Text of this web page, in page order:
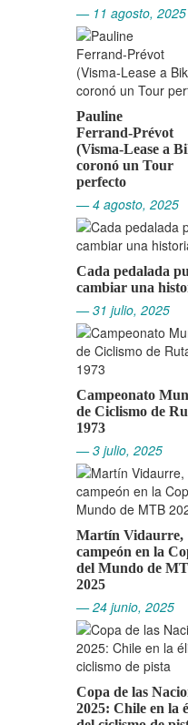
— 11 agosto, 2025
Pauline
Ferrand‑Prévot
(Visma‑Lease a
coronó un Tour
perfecto
— 4 agosto, 2025
Cada pedalada
cambiar una
— 31 julio, 2025
Campeonato
de Ciclismo de
1973
— 3 julio, 2025
Martín Vidaurre,
campeón en la
del Mundo de
2025
— 24 junio, 2025
Copa de las
2025: Chile en la